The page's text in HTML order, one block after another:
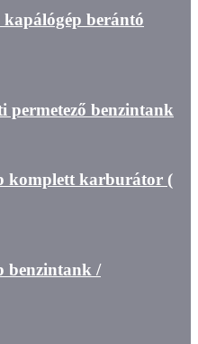
berántó
permetező benzintank
komplett karburátor (
benzintank /